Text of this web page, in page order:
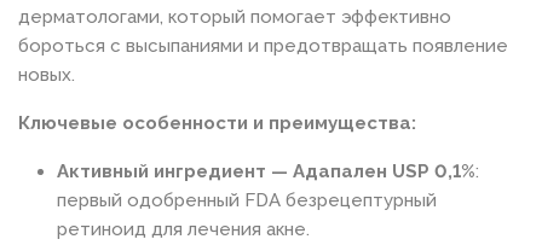
дерматологами, который помогает эффективно
бороться с высыпаниями и предотвращать появление
новых.
Ключевые особенности и преимущества:
Активный ингредиент — Адапален USP 0,1%:
первый одобренный FDA безрецептурный
ретиноид для лечения акне.